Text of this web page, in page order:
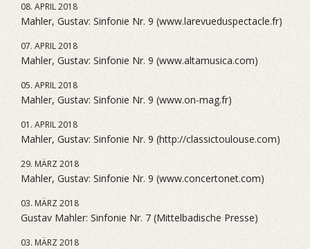
08. APRIL 2018
Mahler, Gustav: Sinfonie Nr. 9 (www.larevueduspectacle.fr)
07. APRIL 2018
Mahler, Gustav: Sinfonie Nr. 9 (www.altamusica.com)
05. APRIL 2018
Mahler, Gustav: Sinfonie Nr. 9 (www.on-mag.fr)
01. APRIL 2018
Mahler, Gustav: Sinfonie Nr. 9 (http://classictoulouse.com)
29. MÄRZ 2018
Mahler, Gustav: Sinfonie Nr. 9 (www.concertonet.com)
03. MÄRZ 2018
Gustav Mahler: Sinfonie Nr. 7 (Mittelbadische Presse)
03. MÄRZ 2018